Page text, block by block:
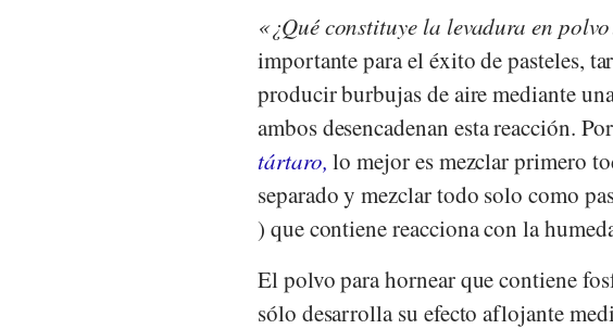
¿Qué constituye la levadura en
importante para el éxito de pasteles,
producir burbujas de aire mediante
ambos desencadenan esta reacción.
tártaro, lo mejor es mezclar primero
separado y mezclar todo solo como
) que contiene reacciona con la
El polvo para hornear que contiene
sólo desarrolla su efecto aflojante